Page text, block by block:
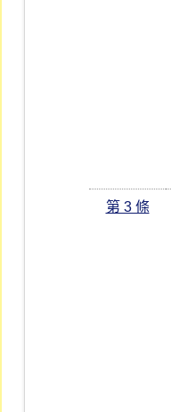
第 3 條